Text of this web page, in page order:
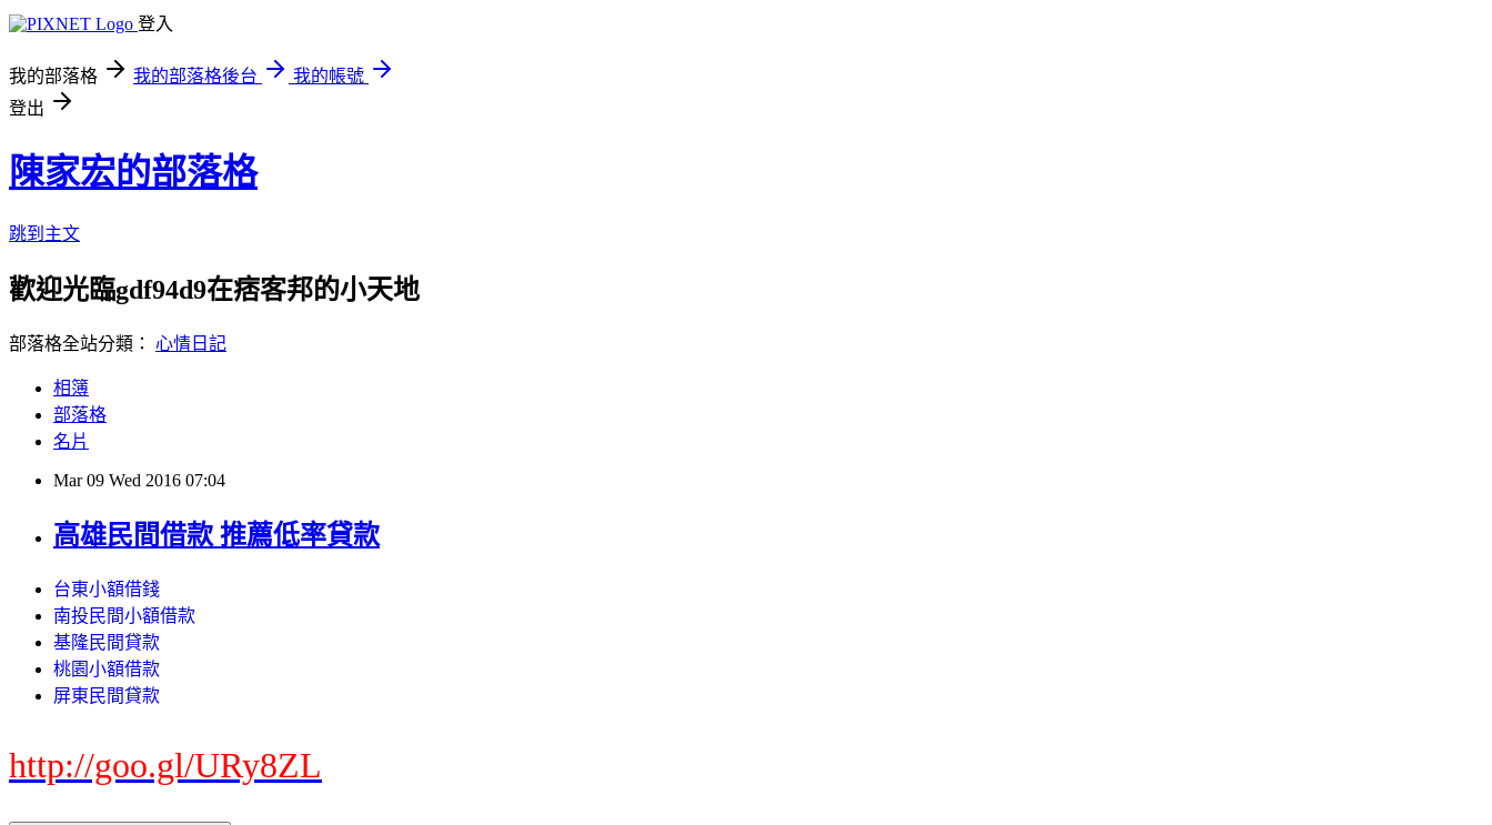
登入
我的部落格 我的部落格後台
我的帳號
登出
陳家宏的部落格
跳到主文
歡迎光臨gdf94d9在痞客邦的小天地
部落格全站分類： 心情日記
相簿
部落格
名片
Mar 09 Wed 2016 07:04
高雄民間借款 推薦低率貸款
台東小額借錢
南投民間小額借款
基隆民間貸款
桃園小額借款
屏東民間貸款
http://goo.gl/URy8ZL